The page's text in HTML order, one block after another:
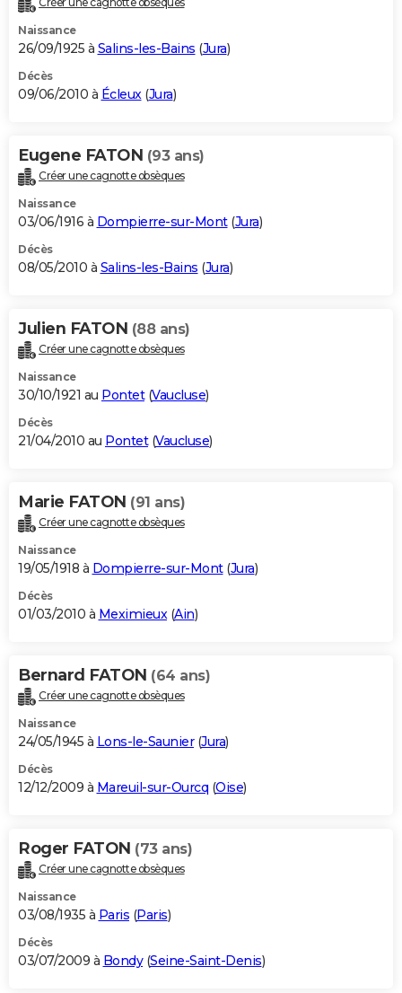
Naissance
26/09/1925 à Salins-les-Bains (Jura)
Décès
09/06/2010 à Écleux(Jura)
Eugene FATON (93 ans)
Créer une cagnotte obsèques
Naissance
03/06/1916 à Dompierre-sur-Mont(Jura)
Décès
08/05/2010 à Salins-les-Bains (Jura)
Julien FATON (88 ans)
Créer une cagnotte obsèques
Naissance
30/10/1921 au Pontet(Vaucluse)
Décès
21/04/2010 au Pontet(Vaucluse)
Marie FATON (91 ans)
Créer une cagnotte obsèques
Naissance
19/05/1918 à Dompierre-sur-Mont(Jura)
Décès
01/03/2010 à Meximieux(Ain)
Bernard FATON (64 ans)
Créer une cagnotte obsèques
Naissance
24/05/1945 à Lons-le-Saunier(Jura)
Décès
12/12/2009 à Mareuil-sur-Ourcq (Oise)
Roger FATON (73 ans)
Créer une cagnotte obsèques
Naissance
03/08/1935 à Paris (Paris)
Décès
03/07/2009 à Bondy(Seine-Saint-Denis)